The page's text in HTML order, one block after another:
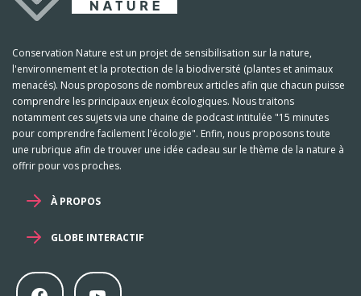
Conservation Nature est un projet de sensibilisation sur la nature,
l'environnement et la protection de la biodiversité (plantes et animaux
menacés). Nous proposons de nombreux articles afin que chacun puisse
comprendre les principaux enjeux écologiques. Nous traitons
notamment ces sujets via une chaine de podcast intitulée "15 minutes
pour comprendre facilement l'écologie". Enfin, nous proposons toute
une rubrique afin de trouver une idée cadeau sur le thème de la nature à
offrir pour vos proches.
À PROPOS
GLOBE INTERACTIF